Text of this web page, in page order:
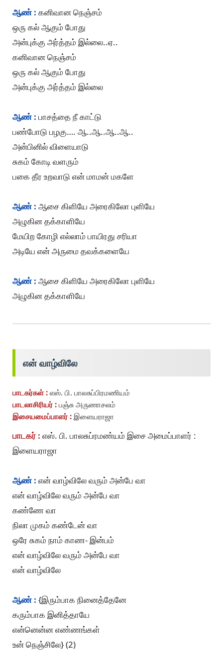
ஆண் : கனிவான நெஞ்சம்
ஒரு கல் ஆகும் போது
அன்புக்கு அர்த்தம் இல்லை..ஏ..
கனிவான நெஞ்சம்
ஒரு கல் ஆகும் போது
அன்புக்கு அர்த்தம் இல்லை
ஆண் : பாசத்தை நீ காட்டு
பண்போடு பழகு…. ஆ..ஆ..ஆ..ஆ..
அன்பினில் விளையாடு
சுகம் கோடி வளரும்
பகை தீர உறவாடு என் மாமன் மகளே
ஆண் : ஆசை கிளியே அரைகிலோ புளியே
அழுகின தக்காளியே
மேயிற கோழி எல்லாம் பாயிரது சரியா
அடியே என் அருமை தவக்களையே
ஆண் : ஆசை கிளியே அரைகிலோ புளியே
அழுகின தக்காளியே
என் வாழ்விலே
பாடகர்கள் : எஸ். பி. பாலசுப்பிரமணியம்
பாடலாசிரியர் : பஞ்சு அருணாசலம்
இசையமைப்பாளர் : இளையராஜா
பாடகர் : எஸ். பி. பாலசுப்ரமண்யம் இசை அமைப்பாளர் :
இளையராஜா
ஆண் : என் வாழ்விலே வரும் அன்பே வா
என் வாழ்விலே வரும் அன்பே வா
கண்ணே வா
நிலா முகம் கண்டேன் வா
ஒரே சுகம் நாம் காண- இன்பம்
என் வாழ்விலே வரும் அன்பே வா
என் வாழ்விலே
ஆண் : {இரும்பாக நினைத்தேனே
கரும்பாக இனித்தாயே
என்னென்ன எண்ணங்கள்
உன் நெஞ்சிலே} (2)